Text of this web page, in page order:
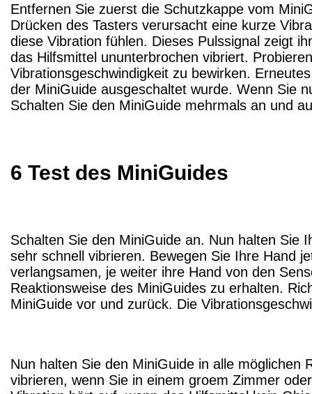
Entfernen Sie zuerst die Schutzkappe vom
Drücken des Tasters verursacht eine kurze
diese Vibration fühlen. Dieses Pulssignal zeigt
das Hilfsmittel ununterbrochen vibriert.
Vibrationsgeschwindigkeit zu bewirken.
der MiniGuide ausgeschaltet wurde. Wenn Sie
Schalten Sie den MiniGuide mehrmals an und
6 Test des MiniGuides
Schalten Sie den MiniGuide an. Nun halten Sie
sehr schnell vibrieren. Bewegen Sie Ihre Hand
verlangsamen, je weiter ihre Hand von den
Reaktionsweise des MiniGuides zu erhalten.
MiniGuide vor und zurück. Die
Nun halten Sie den MiniGuide in alle möglichen
vibrieren, wenn Sie in einem groem Zimmer